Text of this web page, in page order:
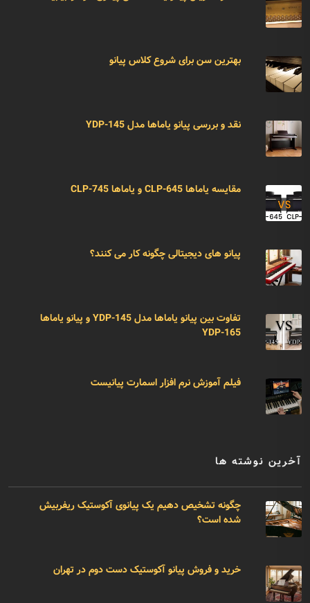
بهترین سن برای شروع کلاس پیانو
نقد و بررسی پیانو یاماها مدل YDP-145
مقایسه یاماها CLP-645 و یاماها CLP-745
پیانو های دیجیتالی چگونه کار می کنند؟
تفاوت بین پیانو یاماها مدل YDP-145 و پیانو یاماها
YDP-165
فیلم آموزش نرم افزار اسمارت پیانیست
آخرین نوشته ها
چگونه تشخیص دهیم یک پیانوی آکوستیک ریفربیش
شده است؟
خرید و فروش پیانو آکوستیک دست دوم در تهران